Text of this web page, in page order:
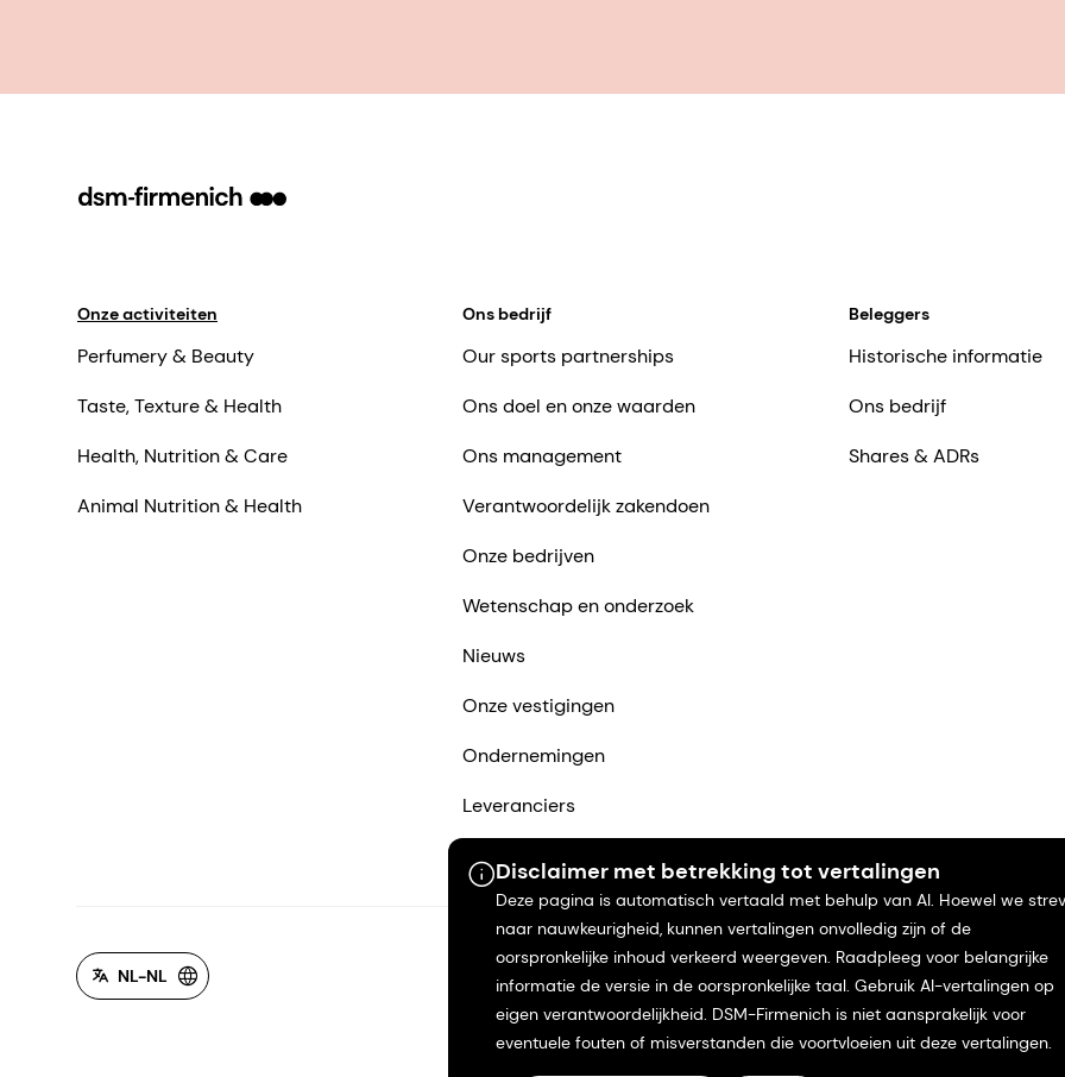
Disclaimer met betrekking tot vertalingen
Deze pagina is automatisch vertaald met behulp van AI. Hoewel we
naar nauwkeurigheid, kunnen vertalingen onvolledig zijn of de
oorspronkelijke inhoud verkeerd weergeven. Raadpleeg voor belangrijke
informatie de versie in de oorspronkelijke taal. Gebruik AI-vertalingen op
eigen verantwoordelijkheid. DSM-Firmenich is niet aansprakelijk voor
eventuele fouten of misverstanden die voortvloeien uit deze vertalingen.
Onze activiteiten
Perfumery & Beauty
Taste, Texture & Health
Health, Nutrition & Care
Animal Nutrition & Health
Ons bedrijf
Our sports partnerships
Ons doel en onze waarden
Ons management
Verantwoordelijk zakendoen
Onze bedrijven
Wetenschap en onderzoek
Nieuws
Onze vestigingen
Ondernemingen
Leveranciers
Neem contact met ons op
Beleggers
Historische informatie
Ons bedrijf
Shares & ADRs
NL-NL